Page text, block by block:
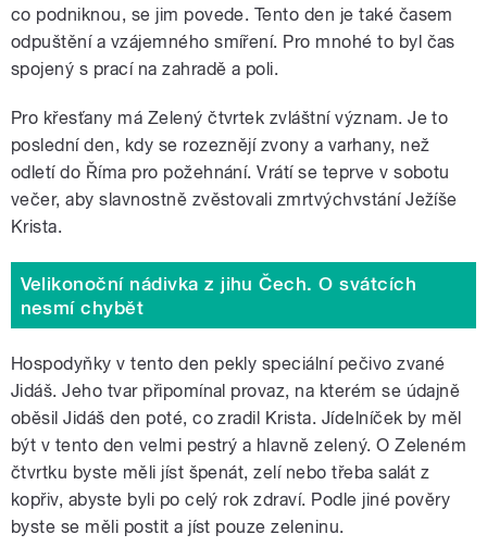
co podniknou, se jim povede. Tento den je také časem
odpuštění a vzájemného smíření. Pro mnohé to byl čas
spojený s prací na zahradě a poli.
Pro křesťany má Zelený čtvrtek zvláštní význam. Je to
poslední den, kdy se rozeznějí zvony a varhany, než
odletí do Říma pro požehnání. Vrátí se teprve v sobotu
večer, aby slavnostně zvěstovali zmrtvýchvstání Ježíše
Krista.
Velikonoční nádivka z jihu Čech. O svátcích
nesmí chybět
Hospodyňky v tento den pekly speciální pečivo zvané
Jidáš. Jeho tvar připomínal provaz, na kterém se údajně
oběsil Jidáš den poté, co zradil Krista. Jídelníček by měl
být v tento den velmi pestrý a hlavně zelený. O Zeleném
čtvrtku byste měli jíst špenát, zelí nebo třeba salát z
kopřiv, abyste byli po celý rok zdraví. Podle jiné pověry
byste se měli postit a jíst pouze zeleninu.